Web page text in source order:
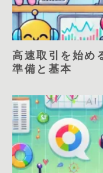
高速取引を始め
準備と基本